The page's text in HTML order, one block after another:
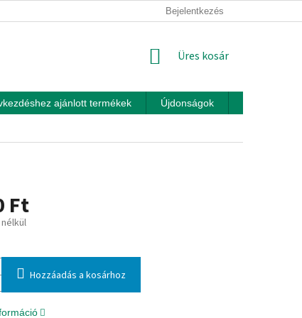
FELTÉTELEK ÜZLETI FELTÉTELEK (ÁSZF)
Bejelentkezés
KOSÁR
Üres kosár
ajánlott termékek Újdonságok
Ft
nélkül
Hozzáadás a kosárhoz